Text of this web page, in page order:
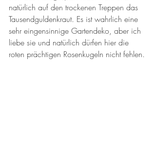
natürlich auf den trockenen Treppen das
Tausendguldenkraut. Es ist wahrlich eine
sehr eingensinnige Gartendeko, aber ich
liebe sie und natürlich dürfen hier die
roten prächtigen Rosenkugeln nicht fehlen.